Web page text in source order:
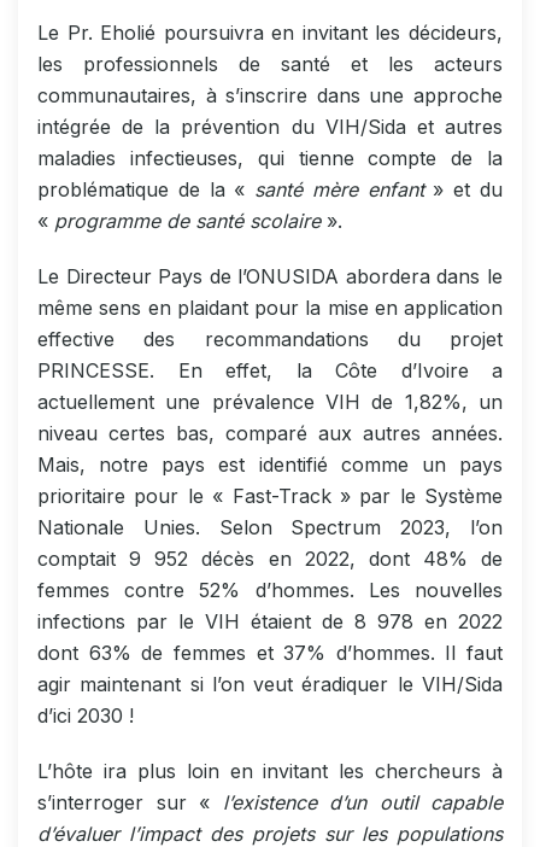
Le Pr. Eholié poursuivra en invitant les décideurs,
les professionnels de santé et les acteurs
communautaires, à s’inscrire dans une approche
intégrée de la prévention du VIH/Sida et autres
maladies infectieuses, qui tienne compte de la
problématique de la « santé mère enfant» et du
« programme de santé scolaire».
Le Directeur Pays de l’ONUSIDA abordera dans le
même sens en plaidant pour la mise en application
effective des recommandations du projet
PRINCESSE. En effet, la Côte d’Ivoire a
actuellement une prévalence VIH de 1,82%, un
niveau certes bas, comparé aux autres années.
Mais, notre pays est identifié comme un pays
prioritaire pour le « Fast-Track » par le Système
Nationale Unies. Selon Spectrum 2023, l’on
comptait 9 952 décès en 2022, dont 48% de
femmes contre 52% d’hommes. Les nouvelles
infections par le VIH étaient de 8 978 en 2022
dont 63% de femmes et 37% d’hommes. Il faut
agir maintenant si l’on veut éradiquer le VIH/Sida
d’ici 2030 !
L’hôte ira plus loin en invitant les chercheurs à
s’interroger sur « l’existence d’un outil capable
d’évaluer l’impact des projets sur les populations